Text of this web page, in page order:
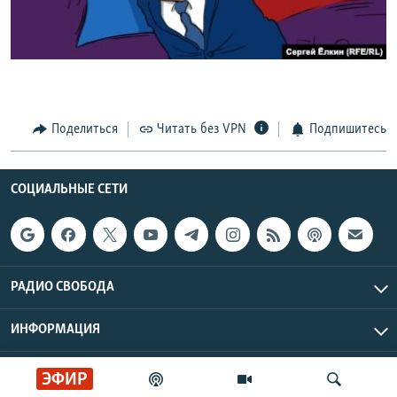
РАСПИСАНИЕ ВЕЩАНИЯ
ПОДПИШИТЕСЬ НА РАССЫЛКУ
Все сайты РСЕ/РС
ЭФИР
Поделиться Читать без VPN Подпишитесь
СОЦИАЛЬНЫЕ СЕТИ
РАДИО СВОБОДА
ИНФОРМАЦИЯ
Радио Свобода © 2026 RFE/RL, Inc. | Все права защищены.